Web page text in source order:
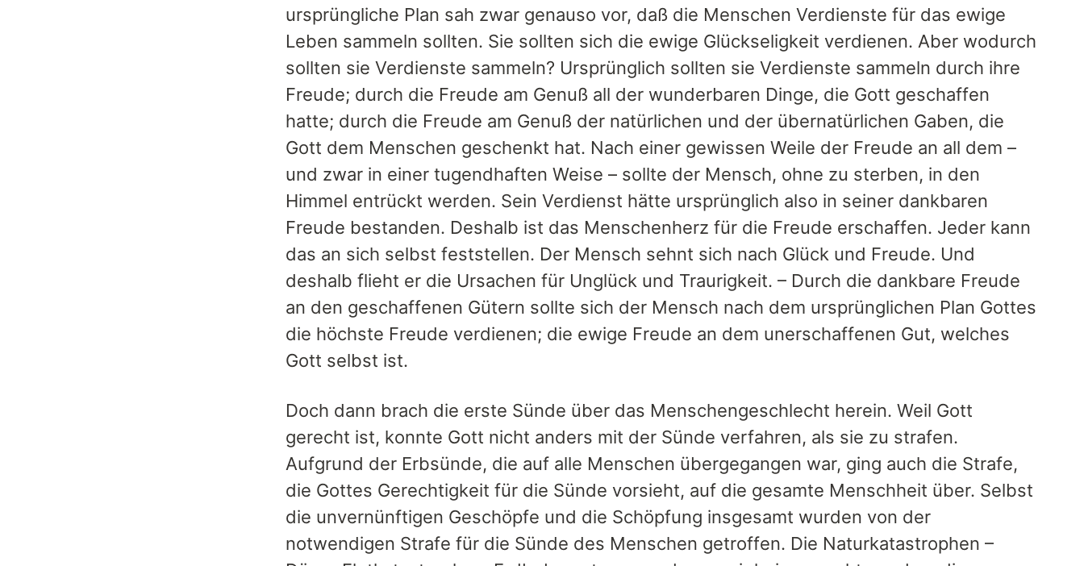
ursprüngliche Plan sah zwar genauso vor, daß die Menschen Verdienste für das ewige
Leben sammeln sollten. Sie sollten sich die ewige Glückseligkeit verdienen. Aber wodurch
sollten sie Verdienste sammeln? Ursprünglich sollten sie Verdienste sammeln durch ihre
Freude; durch die Freude am Genuß all der wunderbaren Dinge, die Gott geschaffen
hatte; durch die Freude am Genuß der natürlichen und der übernatürlichen Gaben, die
Gott dem Menschen geschenkt hat. Nach einer gewissen Weile der Freude an all dem –
und zwar in einer tugendhaften Weise – sollte der Mensch, ohne zu sterben, in den
Himmel entrückt werden. Sein Verdienst hätte ursprünglich also in seiner dankbaren
Freude bestanden. Deshalb ist das Menschenherz für die Freude erschaffen. Jeder kann
das an sich selbst feststellen. Der Mensch sehnt sich nach Glück und Freude. Und
deshalb flieht er die Ursachen für Unglück und Traurigkeit. – Durch die dankbare Freude
an den geschaffenen Gütern sollte sich der Mensch nach dem ursprünglichen Plan Gottes
die höchste Freude verdienen; die ewige Freude an dem unerschaffenen Gut, welches
Gott selbst ist.
Doch dann brach die erste Sünde über das Menschengeschlecht herein. Weil Gott
gerecht ist, konnte Gott nicht anders mit der Sünde verfahren, als sie zu strafen.
Aufgrund der Erbsünde, die auf alle Menschen übergegangen war, ging auch die Strafe,
die Gottes Gerechtigkeit für die Sünde vorsieht, auf die gesamte Menschheit über. Selbst
die unvernünftigen Geschöpfe und die Schöpfung insgesamt wurden von der
notwendigen Strafe für die Sünde des Menschen getroffen. Die Naturkatastrophen –